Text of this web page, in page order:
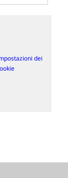
dei